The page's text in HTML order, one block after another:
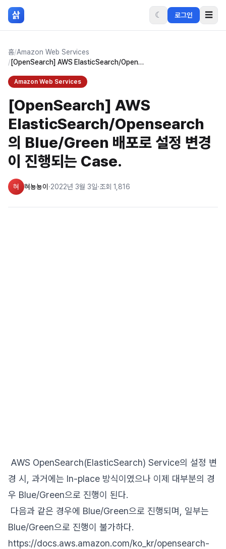
본문 바로가기
삵 ☾ 로그인 ☰
홈/Amazon Web Services
/
[OpenSearch] AWS ElasticSearch/Opensearch 의 Blue/Green 배포로 설정 변경이 진행되는 Case.
Amazon Web Services
[OpenSearch] AWS
ElasticSearch/Opensearch
의 Blue/Green 배포로 설정 변경
이 진행되는 Case.
혀 혀뇽뇽이 ·2022년 3월 3일·조회 1,816
AWS OpenSearch(ElasticSearch) Service의 설정 변
경 시, 과거에는 In-place 방식이였으나 이제 대부분의 경
우 Blue/Green으로 진행이 된다.
다음과 같은 경우에 Blue/Green으로 진행되며, 일부는
Blue/Green으로 진행이 불가하다.
https://docs.aws.amazon.com/ko_kr/opensearch-